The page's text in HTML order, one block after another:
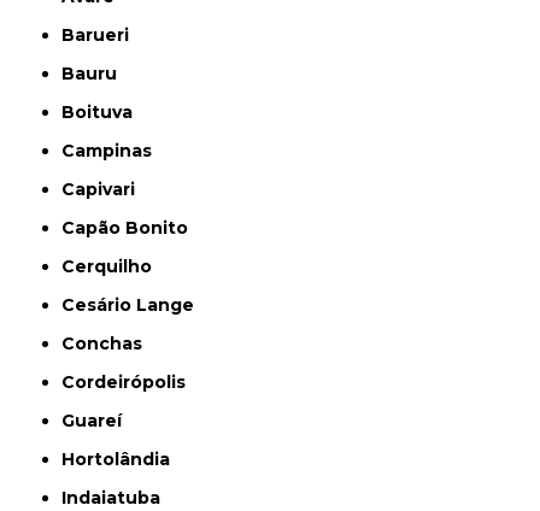
Barueri
Bauru
Boituva
Campinas
Capivari
Capão Bonito
Cerquilho
Cesário Lange
Conchas
Cordeirópolis
Guareí
Hortolândia
Indaiatuba